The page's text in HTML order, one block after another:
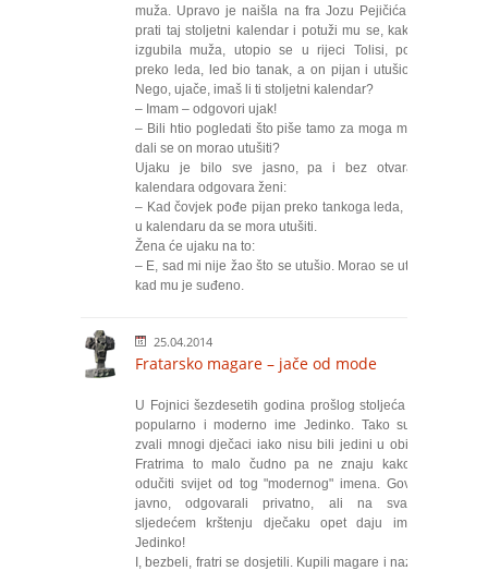
muža. Upravo je naišla na fra Jozu Pejičića koji
prati taj stoljetni kalendar i potuži mu se, kako je
izgubila muža, utopio se u rijeci Tolisi, pošao
preko leda, led bio tanak, a on pijan i utušio se.
Nego, ujače, imaš li ti stoljetni kalendar?
– Imam – odgovori ujak!
– Bili htio pogledati što piše tamo za moga muža,
dali se on morao utušiti?
Ujaku je bilo sve jasno, pa i bez otvaranja
kalendara odgovara ženi:
– Kad čovjek pođe pijan preko tankoga leda, piše
u kalendaru da se mora utušiti.
Žena će ujaku na to:
– E, sad mi nije žao što se utušio. Morao se utušiti
kad mu je suđeno.
25.04.2014
Fratarsko magare – jače od mode
U Fojnici šezdesetih godina prošlog stoljeća bilo
popularno i moderno ime Jedinko. Tako su se
zvali mnogi dječaci iako nisu bili jedini u obitelji.
Fratrima to malo čudno pa ne znaju kako će
odučiti svijet od tog "modernog" imena. Govorili
javno, odgovarali privatno, ali na svakom
sljedećem krštenju dječaku opet daju ime –
Jedinko!
I, bezbeli, fratri se dosjetili. Kupili magare i nazvali